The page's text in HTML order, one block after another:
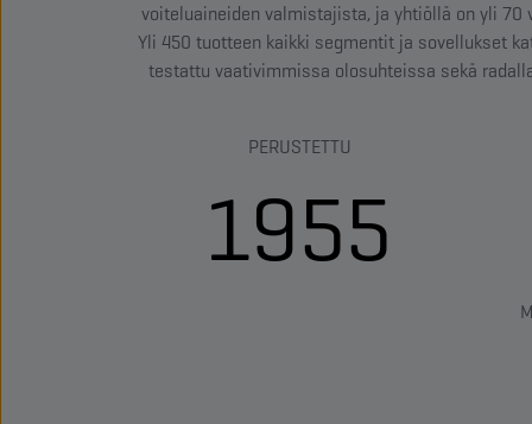
voiteluaineiden valmistajista, ja yhtiöllä on yli
Yli 450 tuotteen kaikki segmentit ja sovellukset
testattu vaativimmissa olosuhteissa sekä
PERUSTETTU
1955